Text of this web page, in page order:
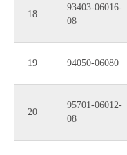
18
93403-06016-
08
19 94050-06080
20
95701-06012-
08